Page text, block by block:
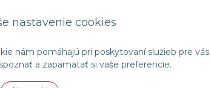
nastavenie cookies
nám pomáhajú pri poskytovaní služieb pre vás.
a zapamätať si vaše preferencie.
40252101
2 44872870